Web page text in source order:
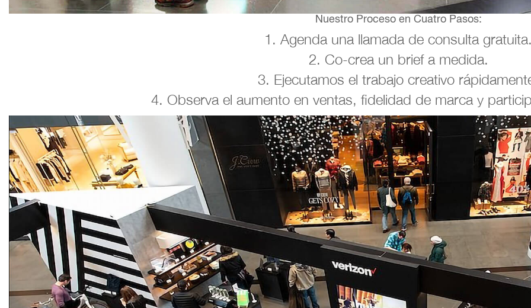
Nuestro Proceso en Cuatro Pasos:
1. Agenda una llamada de consulta
2. Co-crea un brief a medida.
3. Ejecutamos el trabajo creativo
4. Observa el aumento en ventas, fidelidad de marca y